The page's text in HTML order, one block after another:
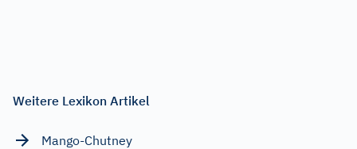
Weitere Lexikon Artikel
Mango-Chutney